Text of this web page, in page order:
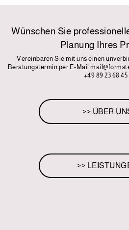
Wünschen Sie
Planung Ihres
Vereinbaren Sie mit uns einen
Beratungstermin per E-Mail
+49 89 23 68 45
>> ÜBER
>>